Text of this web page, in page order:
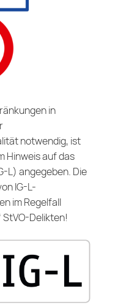
in
notwendig, ist
Hinweis auf das
L) angegeben. Die
IG-L-
im Regelfall
StVO-Delikten!